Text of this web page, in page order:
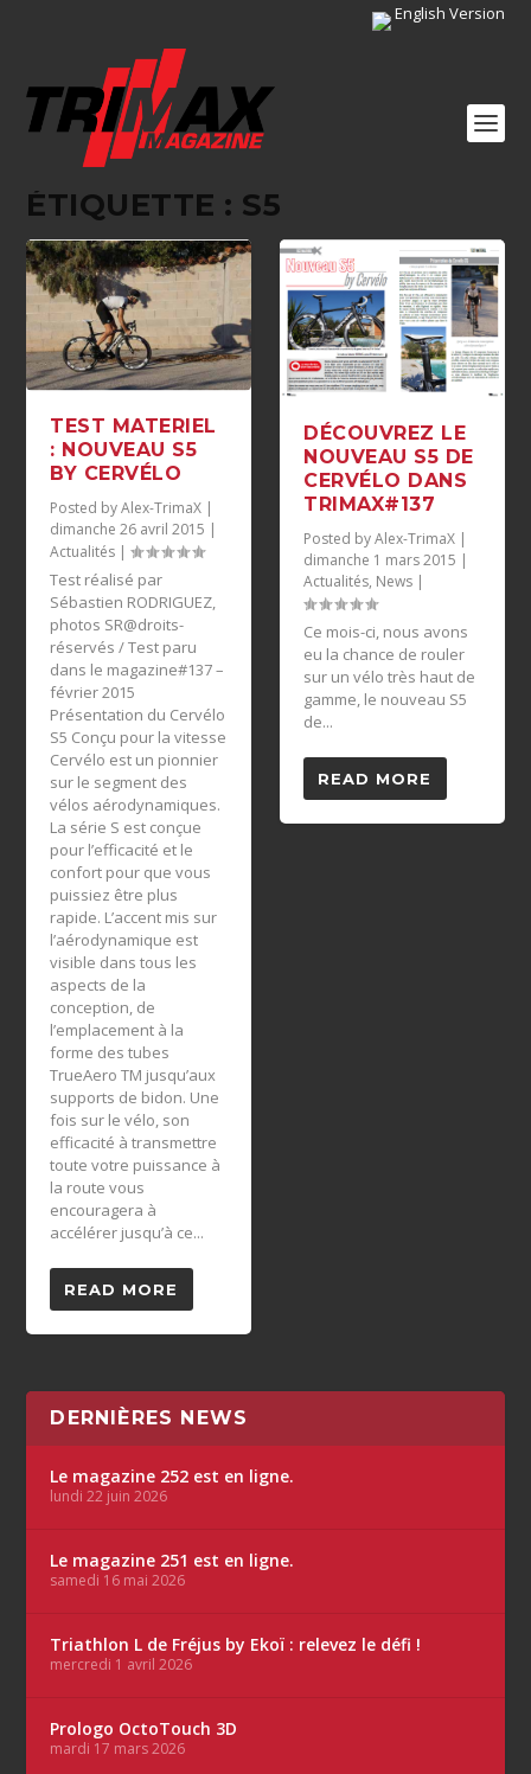
English Version
ÉTIQUETTE : S5
TEST MATERIEL
: NOUVEAU S5
BY CERVÉLO
Posted byAlex-TrimaX |
dimanche 26 avril 2015 |
Actualités |
Test réalisé par
Sébastien RODRIGUEZ,
photos SR@droits-
réservés / Test paru
dans le magazine#137 –
février 2015
Présentation du Cervélo
S5 Conçu pour la vitesse
Cervélo est un pionnier
sur le segment des
vélos aérodynamiques.
La série S est conçue
pour l’efficacité et le
confort pour que vous
puissiez être plus
rapide. L’accent mis sur
l’aérodynamique est
visible dans tous les
aspects de la
conception, de
l’emplacement à la
forme des tubes
TrueAero TM jusqu’aux
supports de bidon. Une
fois sur le vélo, son
efficacité à transmettre
toute votre puissance à
la route vous
encouragera à
accélérer jusqu’à ce...
READ MORE
DÉCOUVREZ LE
NOUVEAU S5 DE
CERVÉLO DANS
TRIMAX#137
Posted byAlex-TrimaX |
dimanche 1 mars 2015 |
Actualités, News |
Ce mois-ci, nous avons
eu la chance de rouler
sur un vélo très haut de
gamme, le nouveau S5
de...
READ MORE
DERNIÈRES NEWS
Le magazine 252 est en ligne.
lundi 22 juin 2026
Le magazine 251 est en ligne.
samedi 16 mai 2026
Triathlon L de Fréjus by Ekoï : relevez le défi !
mercredi 1 avril 2026
Prologo OctoTouch 3D
mardi 17 mars 2026